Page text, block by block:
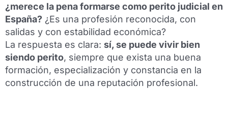
¿merece la pena formarse como perito judicial en
España? ¿Es una profesión reconocida, con
salidas y con estabilidad económica?
La respuesta es clara: sí, se puede vivir bien
siendo perito, siempre que exista una buena
formación, especialización y constancia en la
construcción de una reputación profesional.